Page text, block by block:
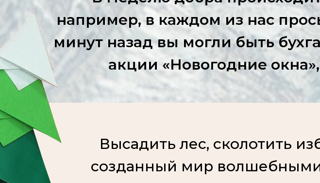
например, в каждом из нас
минут назад вы могли быть
акции «Новогодние
Высадить лес, сколотить
созданный мир